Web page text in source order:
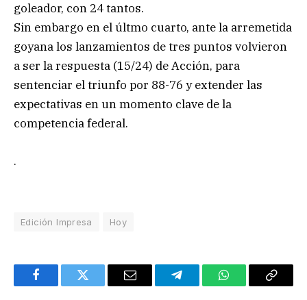
goleador, con 24 tantos.
Sin embargo en el últmo cuarto, ante la arremetida
goyana los lanzamientos de tres puntos volvieron
a ser la respuesta (15/24) de Acción, para
sentenciar el triunfo por 88-76 y extender las
expectativas en un momento clave de la
competencia federal.
.
Edición Impresa Hoy
FacebookTwitter Email TelegramWhatsAppCopy